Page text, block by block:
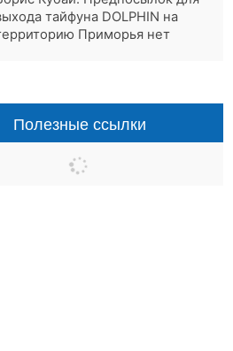
тайфуна DOLPHIN на
Приморья нет
Полезные ссылки